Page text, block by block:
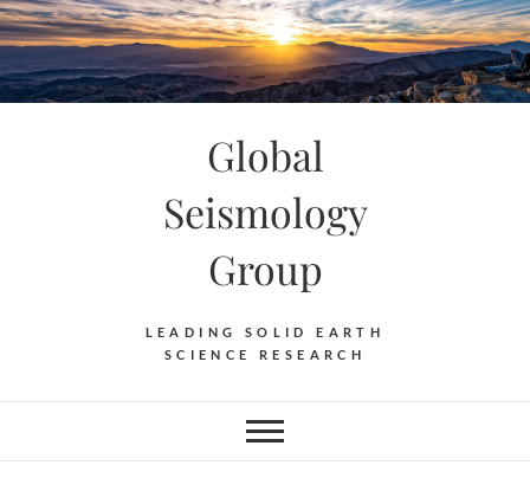
Skip
to
content
Global
Seismology
Group
LEADING SOLID EARTH
SCIENCE RESEARCH